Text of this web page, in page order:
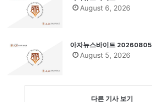
August 6, 2026
아자뉴스바이트 20260805
August 5, 2026
다른 기사 보기